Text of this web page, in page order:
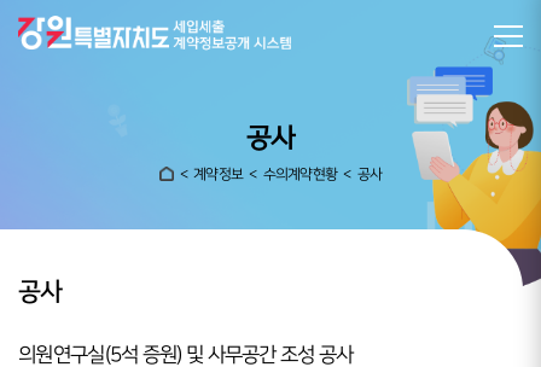
공사
계약정보 수의계약현황 공사
공사
의원연구실(5석 증원) 및 사무공간 조성 공사